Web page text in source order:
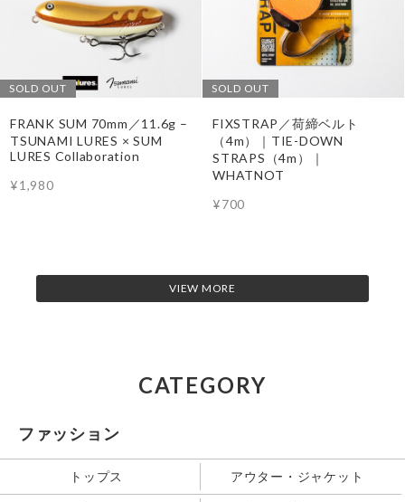
SOLD OUT
FRANK SUM 70mm／11.6g –
TSUNAMI LURES × SUM
LURES Collaboration
¥1,980
SOLD OUT
FIXSTRAP／荷締ベルト
（4m）｜TIE-DOWN
STRAPS（4m）｜
WHATNOT
¥700
VIEW MORE
CATEGORY
ファッション
トップス アウター・ジャケット